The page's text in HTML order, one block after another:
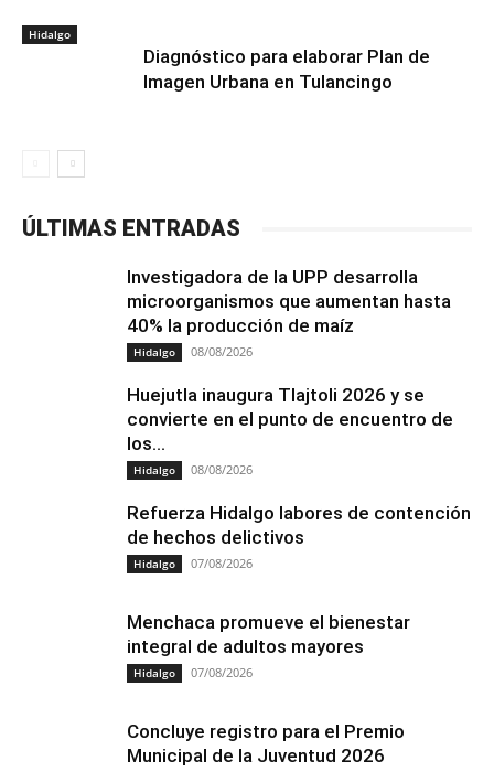
Hidalgo
Diagnóstico para elaborar Plan de
Imagen Urbana en Tulancingo
ÚLTIMAS ENTRADAS
Investigadora de la UPP desarrolla
microorganismos que aumentan hasta
40% la producción de maíz
Hidalgo 08/08/2026
Huejutla inaugura Tlajtoli 2026 y se
convierte en el punto de encuentro de
los...
Hidalgo 08/08/2026
Refuerza Hidalgo labores de contención
de hechos delictivos
Hidalgo 07/08/2026
Menchaca promueve el bienestar
integral de adultos mayores
Hidalgo 07/08/2026
Concluye registro para el Premio
Municipal de la Juventud 2026